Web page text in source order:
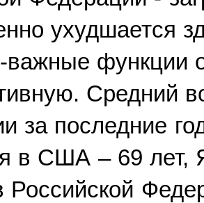
ухудшается
важные функции
Средний
за последние
в США – 69 лет,
Российской